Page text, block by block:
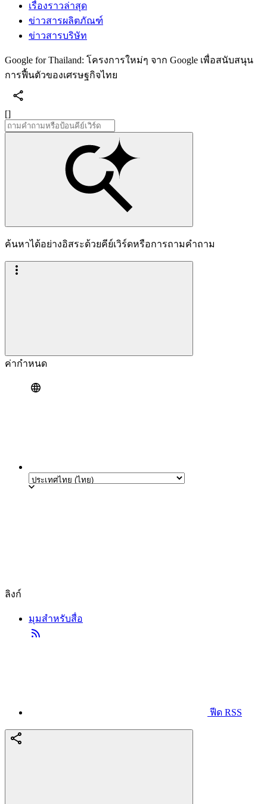
เรื่องราวล่าสุด
ข่าวสารผลิตภัณฑ์
ข่าวสารบริษัท
Google for Thailand: โครงการใหม่ๆ จาก Google เพื่อสนับสนุน
การฟื้นตัวของเศรษฐกิจไทย
[]
ค้นหาได้อย่างอิสระด้วยคีย์เวิร์ดหรือการถามคำถาม
ค่ากำหนด
ลิงก์
มุมสำหรับสื่อ
ฟีด RSS